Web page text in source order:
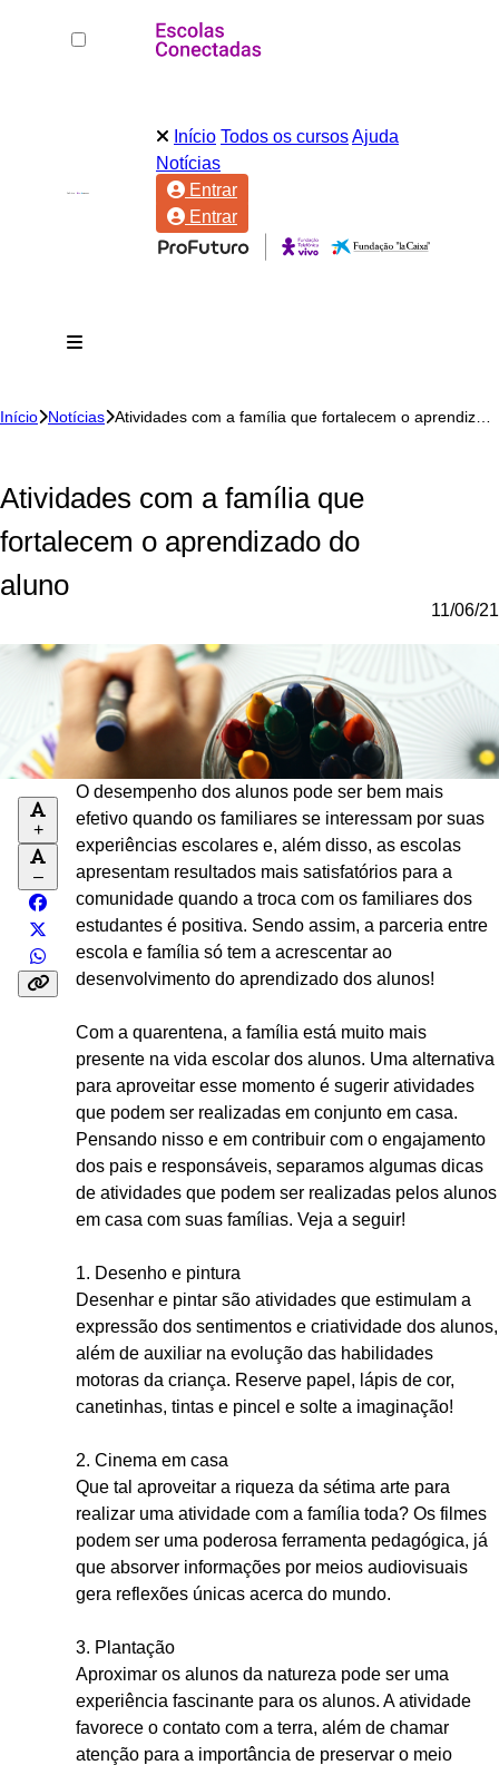
Início Todos os cursosAjuda
Notícias
Entrar
Entrar
Início Notícias
Atividades com a família que
fortalecem o aprendizado do
aluno
11/06/21
+
–
O desempenho dos alunos pode ser bem mais
efetivo quando os familiares se interessam por suas
experiências escolares e, além disso, as escolas
apresentam resultados mais satisfatórios para a
comunidade quando a troca com os familiares dos
estudantes é positiva. Sendo assim, a parceria entre
escola e família só tem a acrescentar ao
desenvolvimento do aprendizado dos alunos!
Com a quarentena, a família está muito mais
presente na vida escolar dos alunos. Uma alternativa
para aproveitar esse momento é sugerir atividades
que podem ser realizadas em conjunto em casa.
Pensando nisso e em contribuir com o engajamento
dos pais e responsáveis, separamos algumas dicas
de atividades que podem ser realizadas pelos alunos
em casa com suas famílias. Veja a seguir!
1. Desenho e pintura
Desenhar e pintar são atividades que estimulam a
expressão dos sentimentos e criatividade dos alunos,
além de auxiliar na evolução das habilidades
motoras da criança. Reserve papel, lápis de cor,
canetinhas, tintas e pincel e solte a imaginação!
2. Cinema em casa
Que tal aproveitar a riqueza da sétima arte para
realizar uma atividade com a família toda? Os filmes
podem ser uma poderosa ferramenta pedagógica, já
que absorver informações por meios audiovisuais
gera reflexões únicas acerca do mundo.
3. Plantação
Aproximar os alunos da natureza pode ser uma
experiência fascinante para os alunos. A atividade
favorece o contato com a terra, além de chamar
atenção para a importância de preservar o meio